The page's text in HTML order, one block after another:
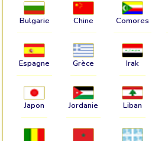
Bulgarie Chine Comores
Espagne Grèce Irak
Japon Jordanie Liban